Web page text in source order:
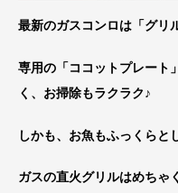
最新のガスコンロは「グリ
専用の「ココットプレート
く、お掃除もラクラク♪
しかも、お魚もふっくらと
ガスの直火グリルはめち